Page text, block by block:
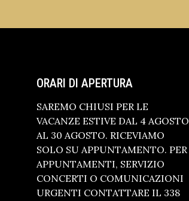
ORARI DI APERTURA
SAREMO CHIUSI PER LE
VACANZE ESTIVE DAL 4 AGOSTO
AL 30 AGOSTO. RICEVIAMO
SOLO SU APPUNTAMENTO. PER
APPUNTAMENTI, SERVIZIO
CONCERTI O COMUNICAZIONI
URGENTI CONTATTARE IL 338